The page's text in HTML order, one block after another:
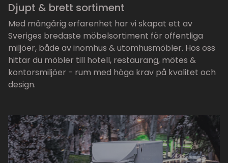
Djupt & brett sortiment
Med mångårig erfarenhet har vi skapat ett av
Sveriges bredaste möbelsortiment för offentliga
miljöer, både av inomhus & utomhusmöbler. Hos oss
hittar du möbler till hotell, restaurang, mötes &
kontorsmiljöer - rum med höga krav på kvalitet och
design.